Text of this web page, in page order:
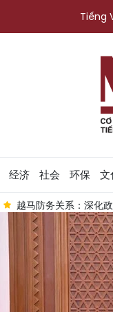
Tiếng
经济 社会 环保 文
越马防务关系：深化